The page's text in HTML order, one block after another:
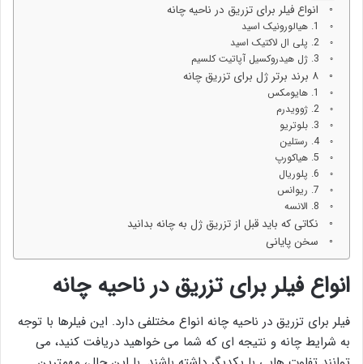
انواع فیلر برای تزریق در ناحیه چانه
1. هیالورونیک اسید
2. پلی ال لاکتیک اسید
3. ژل هیدروکسیل آپاتیت کلسیم
۸ برند برتر ژل برای تزریق چانه
1. هایومکس
2. ژوویدرم
3. بلوتریو
4. رستلین
5. هیاکورپ
6. پلوریال
7. ریوانس
8. الانسه
نکاتی که باید قبل از تزریق ژل به چانه بدانید
سخن پایانی
انواع فیلر برای تزریق در ناحیه چانه
فیلر برای تزریق در ناحیه چانه انواع مختلفی دارد. این فیلرها با توجه
به شرایط چانه و نتیجه ای که شما می خواهید دریافت کنید، می